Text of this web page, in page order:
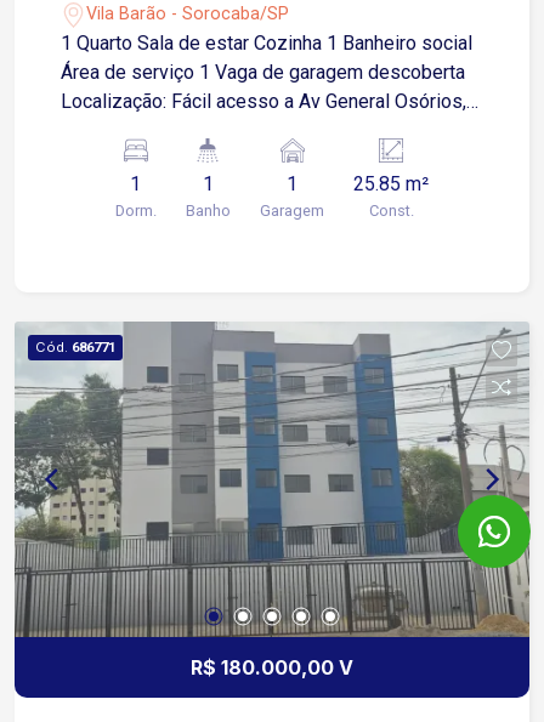
Vila Barão - Sorocaba/SP
1 Quarto Sala de estar Cozinha 1 Banheiro social
Área de serviço 1 Vaga de garagem descoberta
Localização: Fácil acesso a Av General Osórios,
comércios em geral.
1
Dorm.
1
Banho
1
Garagem
25.85 m²
Const.
Cód. 686771
R$ 180.000,00 V